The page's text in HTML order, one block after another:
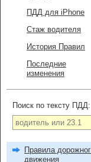
ПДД для iPhone
Стаж водителя
История Правил
Последние
изменения
Поиск по тексту ПДД:
Правила
движения